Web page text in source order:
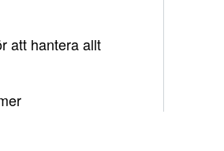
att hantera allt